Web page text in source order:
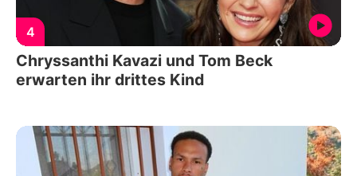
4
Chryssanthi Kavazi und Tom Beck
erwarten ihr drittes Kind